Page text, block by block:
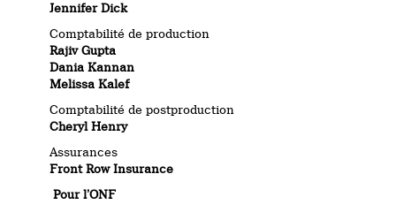
Jennifer Dick
Comptabilité de production
Rajiv Gupta
Dania Kannan
Melissa Kalef
Comptabilité de postproduction
Cheryl Henry
Assurances
Front Row Insurance
Pour l’ONF